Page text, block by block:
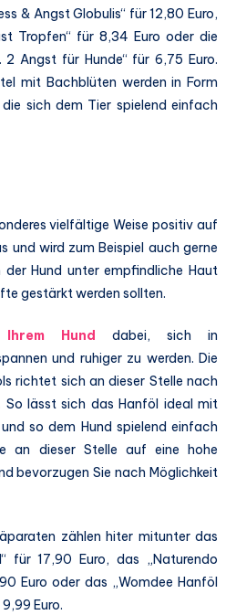
& Angst Globulis“ für 12,80 Euro,
Tropfen“ für 8,34 Euro oder die
2 Angst für Hunde“ für 6,75 Euro.
mit Bachblüten werden in Form
sich dem Tier spielend einfach
vielfältige Weise positiv auf
und wird zum Beispiel auch gerne
Hund unter empfindliche Haut
gestärkt werden sollten.
Hund dabei, sich in
und ruhiger zu werden. Die
richtet sich an dieser Stelle nach
So lässt sich das Hanföl ideal mit
so dem Hund spielend einfach
an dieser Stelle auf eine hohe
bevorzugen Sie nach Möglichkeit
zählen hiter mitunter das
für 17,90 Euro, das „Naturendo
Euro oder das „Womdee Hanföl
Euro.